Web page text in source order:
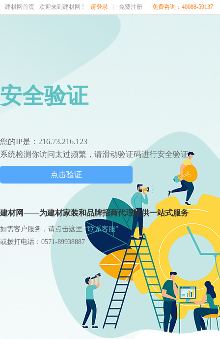
建材网首页 欢迎来到建材网 ! 请登录 免费注册 免费咨询：40088-59137
安全验证
您的IP是：216.73.216.123
系统检测你访问太过频繁，请滑动验证码进行安全验证
点击验证
建材网——为建材家装和品牌招商代理提供一站式服务
如需客户服务，请点击这里 “联系客服”
或拨打电话：0571-89938887